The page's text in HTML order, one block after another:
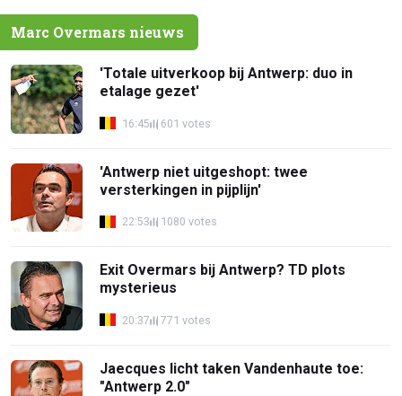
Marc Overmars nieuws
'Totale uitverkoop bij Antwerp: duo in
etalage gezet'
16:45 601 votes
'Antwerp niet uitgeshopt: twee
versterkingen in pijplijn'
22:53 1080 votes
Exit Overmars bij Antwerp? TD plots
mysterieus
20:37 771 votes
Jaecques licht taken Vandenhaute toe:
"Antwerp 2.0"